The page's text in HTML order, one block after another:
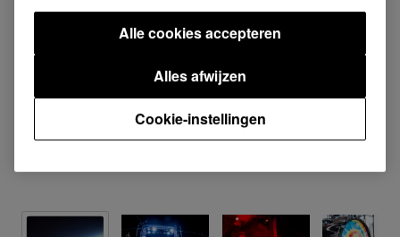
Cookie-instellingen
Alles afwijzen
Alle cookies accepteren